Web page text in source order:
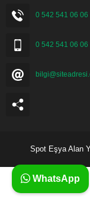
0 542 541 06 06
0 542 541 06 06
Spot Eşya Alan
WhatsApp